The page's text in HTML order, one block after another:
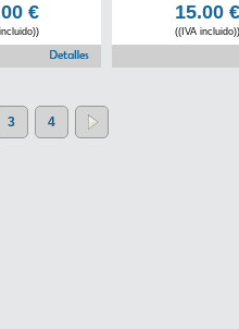
€ 15.00€
((IVA incluido))
3 4